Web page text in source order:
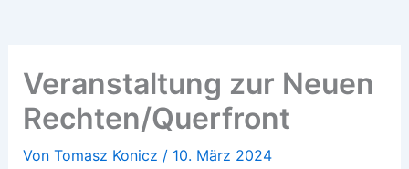
Veranstaltung zur Neuen
Rechten/Querfront
Von Tomasz Konicz / 10. März 2024